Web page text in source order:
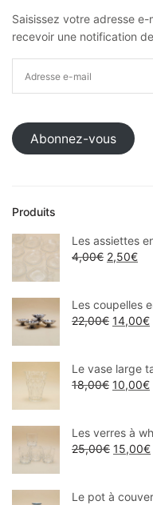
Saisissez votre adresse
recevoir une notification
Abonnez-vous
Produits
Les assiettes
4,00€ 2,50€
Les coupelles
22,00€ 14,00€
Le vase large
18,00€ 10,00€
Les verres à
25,00€ 15,00€
Le pot à